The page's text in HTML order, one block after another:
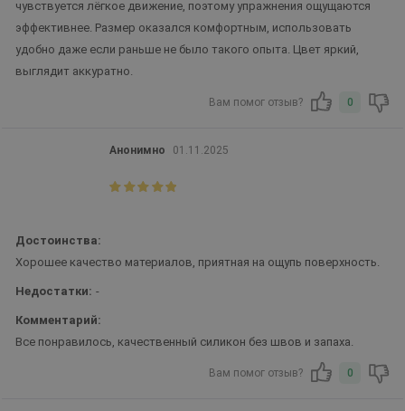
чувствуется лёгкое движение, поэтому упражнения ощущаются
эффективнее. Размер оказался комфортным, использовать
удобно даже если раньше не было такого опыта. Цвет яркий,
выглядит аккуратно.
Вам помог отзыв? 0
Анонимно 01.11.2025
Достоинства:
Хорошее качество материалов, приятная на ощупь поверхность.
Недостатки: -
Комментарий:
Все понравилось, качественный силикон без швов и запаха.
Вам помог отзыв? 0